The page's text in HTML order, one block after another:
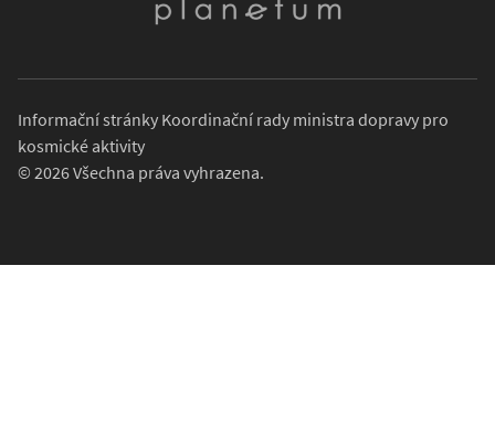
Informační stránky Koordinační rady ministra dopravy pro
kosmické aktivity
© 2026 Všechna práva vyhrazena.